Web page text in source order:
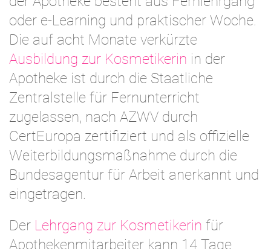
oder e-Learning und praktischer Woche.
Die auf acht Monate verkürzte
Ausbildung zur Kosmetikerin in der
Apotheke ist durch die Staatliche
Zentralstelle für Fernunterricht
zugelassen, nach AZWV durch
CertEuropa zertifiziert und als offizielle
Weiterbildungsmaßnahme durch die
Bundesagentur für Arbeit anerkannt und
eingetragen.
Der Lehrgang zur Kosmetikerin für
Apothekenmitarbeiter kann 14 Tage